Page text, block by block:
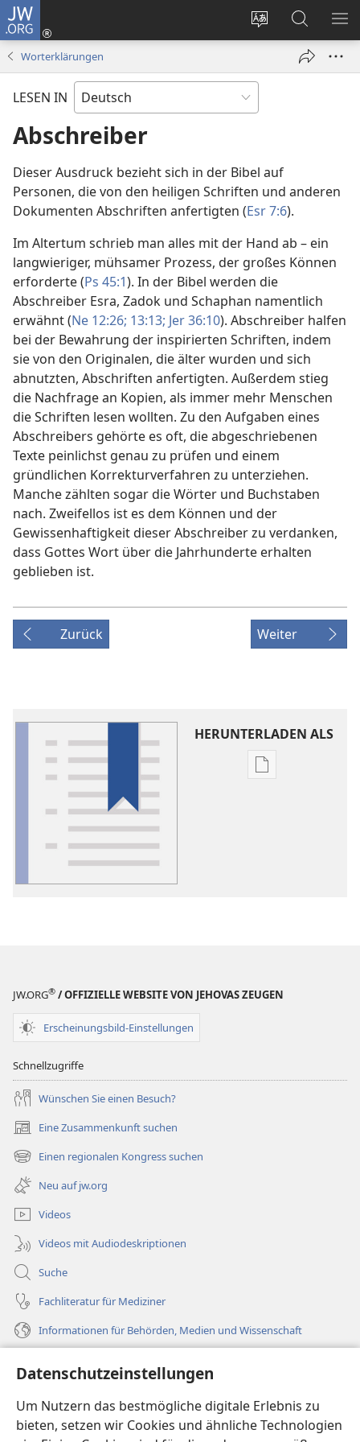
Datenschutzeinstellungen
Um Nutzern das bestmögliche digitale Erlebnis zu
bieten, setzen wir Cookies und ähnliche Technologien
JW.ORG
Websitesprache
ändern
Anmelden
(öffnet
Suche
Worterklärungen
LESEN IN
Abschreiber
Dieser Ausdruck bezieht sich in der Bibel auf
Personen, die von den heiligen Schriften und anderen
Dokumenten Abschriften anfertigten (Esr 7:6).
Im Altertum schrieb man alles mit der Hand ab – ein
langwieriger, mühsamer Prozess, der großes Können
erforderte (Ps 45:1). In der Bibel werden die
Abschreiber Esra, Zadok und Schaphan namentlich
erwähnt (Ne 12:26; 13:13; Jer 36:10). Abschreiber halfen
bei der Bewahrung der inspirierten Schriften, indem
sie von den Originalen, die älter wurden und sich
abnutzten, Abschriften anfertigten. Außerdem stieg
die Nachfrage an Kopien, als immer mehr Menschen
die Schriften lesen wollten. Zu den Aufgaben eines
Abschreibers gehörte es oft, die abgeschriebenen
Texte peinlichst genau zu prüfen und einem
gründlichen Korrekturverfahren zu unterziehen.
Manche zählten sogar die Wörter und Buchstaben
nach. Zweifellos ist es dem Können und der
Gewissenhaftigkeit dieser Abschreiber zu verdanken,
dass Gottes Wort über die Jahrhunderte erhalten
geblieben ist.
Zurück Weiter
HERUNTERLADEN ALS
JW.ORG® / OFFIZIELLE WEBSITE VON JEHOVAS ZEUGEN
Erscheinungsbild-Einstellungen
Schnellzugriffe
Wünschen Sie einen Besuch?
Eine Zusammenkunft suchen
(öffnet
neues
Fenster)
Einen regionalen Kongress suchen
(öffnet
neues
Fenster)
Neu auf jw.org
Videos
Videos mit Audiodeskriptionen
Suche
Fachliteratur für Mediziner
Informationen für Behörden, Medien und Wissenschaft
Spenden
(öffnet
neues
Fenster)